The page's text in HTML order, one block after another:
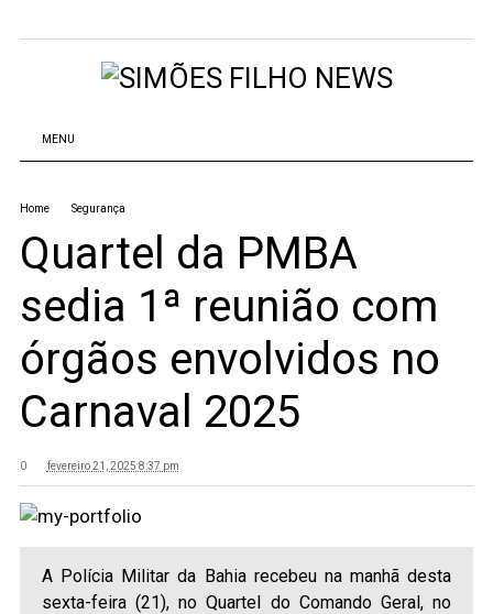
MENU
Home Segurança
Quartel da PMBA
sedia 1ª reunião com
órgãos envolvidos no
Carnaval 2025
0 fevereiro 21, 2025 8:37 pm
A Polícia Militar da Bahia recebeu na manhã desta
sexta-feira (21), no Quartel do Comando Geral, no